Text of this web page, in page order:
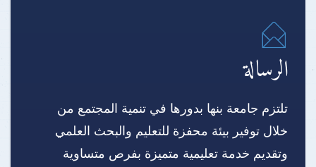
الرسالة
تلتزم جامعة بنها بدورها في تنمية المجتمع من
خلال توفير بيئة محفزة للتعليم والبحث العلمي
وتقديم خدمة تعليمية متميزة بفرص متساوية